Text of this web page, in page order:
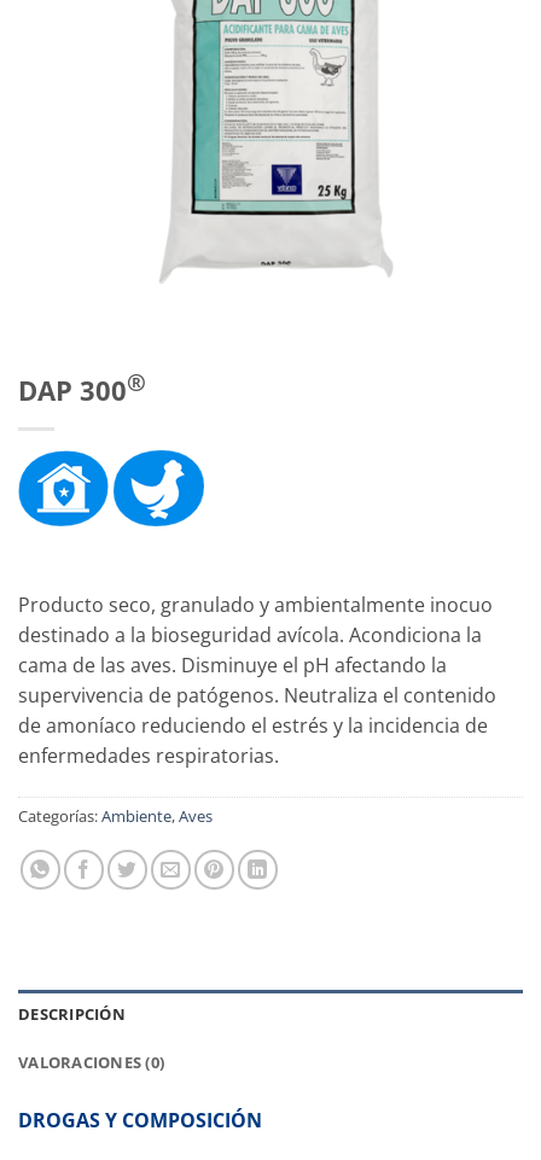
DAP 300®
Producto seco, granulado y ambientalmente inocuo
destinado a la bioseguridad avícola. Acondiciona la
cama de las aves. Disminuye el pH afectando la
supervivencia de patógenos. Neutraliza el contenido
de amoníaco reduciendo el estrés y la incidencia de
enfermedades respiratorias.
Categorías:Ambiente,Aves
DESCRIPCIÓN
VALORACIONES (0)
DROGAS Y COMPOSICIÓN